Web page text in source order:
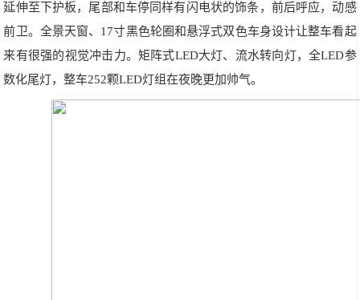
延伸至下护板，尾部和车停同样有闪电状的饰条，前后呼应，动感
前卫。全景天窗、17寸黑色轮圈和悬浮式双色车身设计让整车看起
来有很强的视觉冲击力。矩阵式LED大灯、流水转向灯，全LED参
数化尾灯，整车252颗LED灯组在夜晚更加帅气。